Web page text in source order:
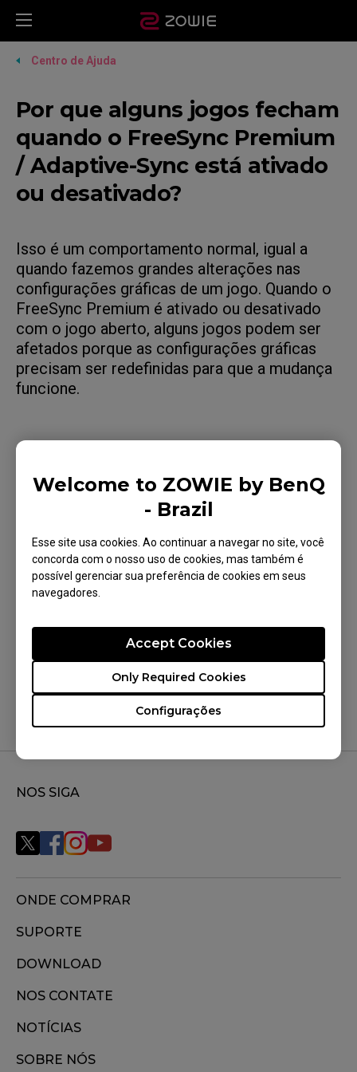
Welcome to ZOWIE by BenQ
- Brazil
Esse site usa cookies. Ao continuar a navegar no site, você
concorda com o nosso uso de cookies, mas também é
possível gerenciar sua preferência de cookies em seus
navegadores.
Configurações
Only Required Cookies
Accept Cookies
Centro de Ajuda
Por que alguns jogos fecham
quando o FreeSync Premium
/ Adaptive-Sync está ativado
ou desativado?
Isso é um comportamento normal, igual a
quando fazemos grandes alterações nas
configurações gráficas de um jogo. Quando o
FreeSync Premium é ativado ou desativado
com o jogo aberto, alguns jogos podem ser
afetados porque as configurações gráficas
precisam ser redefinidas para que a mudança
funcione.
Modelos aplicáveis
XL2546X+ (24.1"), XL2566X+ (24.1"), XL2586X+
Isso foi útil para você?
NOS SIGA
ONDE COMPRAR
SUPORTE
DOWNLOAD
NOS CONTATE
NOTÍCIAS
SOBRE NÓS